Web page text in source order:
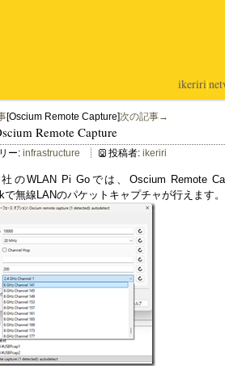
ikeriri|
[Oscium Remote Capture]次の記事→
Remote Capture
ー: infrastructure 投稿者: ikeriri
社のWLAN Pi Goでは、Oscium Remote
で無線LANのパケットキャプチャが行えます。